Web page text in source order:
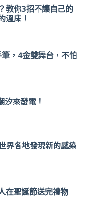
教你3招不讓自己的
溫床！
，4金雙舞台，不怕
汐來發電！
界各地發現新的感染
在聖誕節送完禮物